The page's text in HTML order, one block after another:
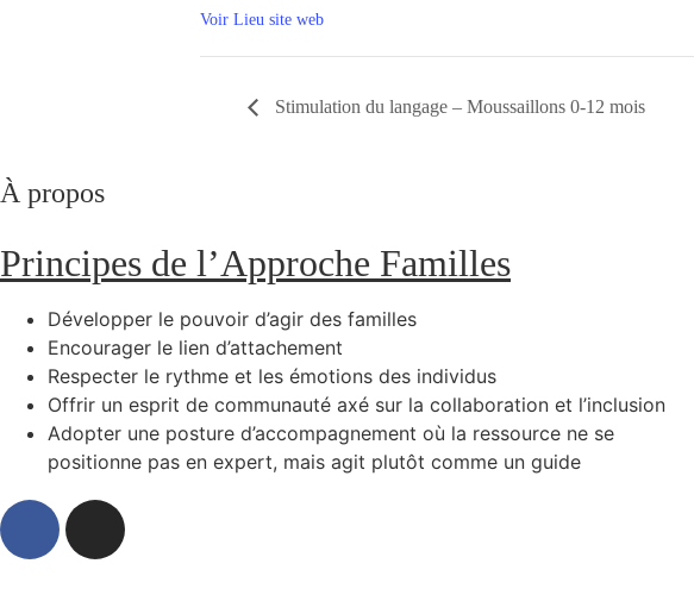
Voir Lieu site web
Stimulation du langage – Moussaillons 0-12 mois
À propos
Principes de l’Approche Familles
Développer le pouvoir d’agir des familles
Encourager le lien d’attachement
Respecter le rythme et les émotions des individus
Offrir un esprit de communauté axé sur la collaboration et l’inclusion
Adopter une posture d’accompagnement où la ressource ne se
positionne pas en expert, mais agit plutôt comme un guide